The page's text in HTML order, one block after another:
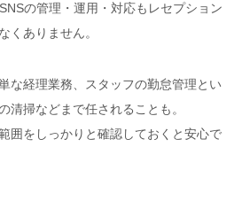
の管理・運用・対応もレセプション
くありません。
な経理業務、スタッフの勤怠管理とい
清掃などまで任されることも。
囲をしっかりと確認しておくと安心で